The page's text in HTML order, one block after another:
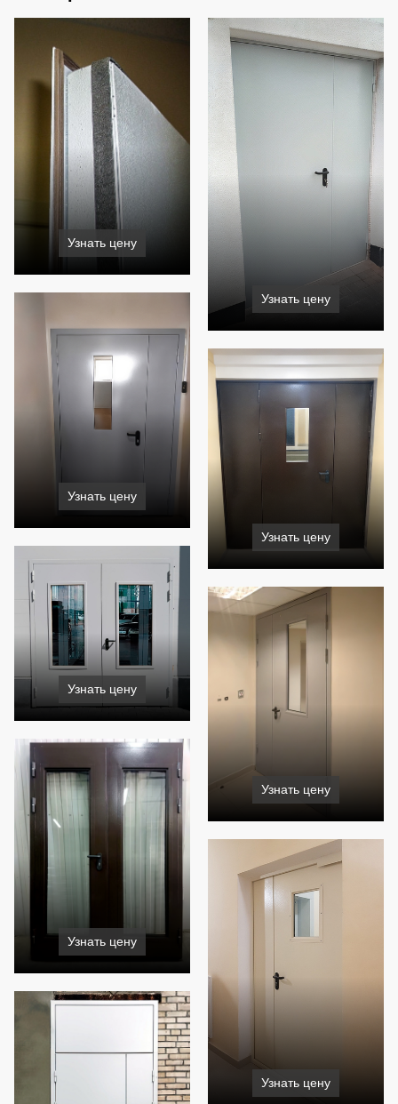
Узнать цену
Узнать цену
Узнать цену
Узнать цену
Узнать цену
Узнать цену
Узнать цену
Узнать цену